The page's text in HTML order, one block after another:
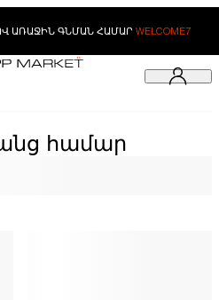
ԱՌԱՋԻՆ ԳՆՄԱՆ ՀԱՄԱՐ WELCOME7
համար